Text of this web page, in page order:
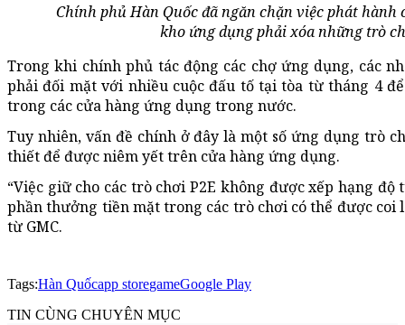
Chính phủ Hàn Quốc đã ngăn chặn việc phát hành
kho ứng dụng phải xóa những trò
Trong khi chính phủ tác động các chợ ứng dụng, các
phải đối mặt với nhiều cuộc đấu tố tại tòa từ tháng 4
trong các cửa hàng ứng dụng trong nước.
Tuy nhiên, vấn đề chính ở đây là một số ứng dụng trò
thiết để được niêm yết trên cửa hàng ứng dụng.
“Việc giữ cho các trò chơi P2E không được xếp hạng
phần thưởng tiền mặt trong các trò chơi có thể được coi
từ GMC.
Tags:Hàn Quốcapp storegameGoogle Play
TIN CÙNG CHUYÊN MỤC